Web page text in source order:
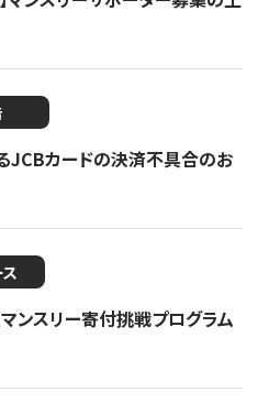
JCBカードの決済不具合のお
ンスリー寄付挑戦プログラム